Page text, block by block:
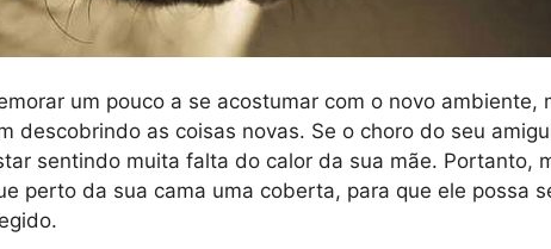
um pouco a se acostumar com o novo ambiente,
descobrindo as coisas novas. Se o choro do seu
sentindo muita falta do calor da sua mãe. Portanto,
perto da sua cama uma coberta, para que ele possa